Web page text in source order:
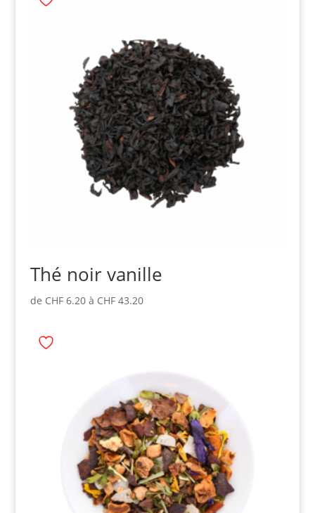
Thé noir vanille
de CHF6.20à CHF43.20